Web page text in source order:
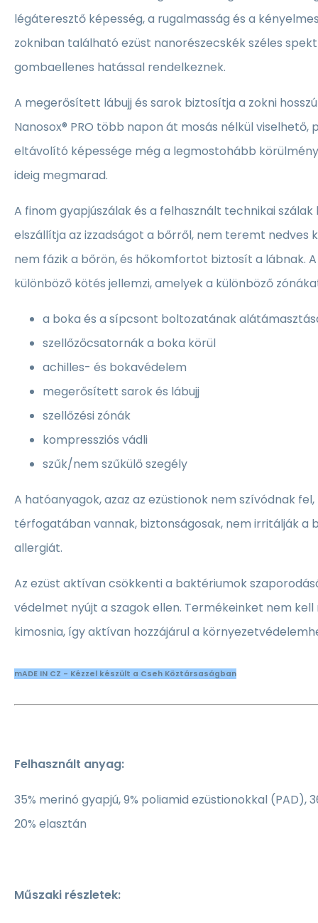
légáteresztő képesség, a rugalmasság és a
zokniban található ezüst nanorészecskék széles
gombaellenes hatással rendelkeznek.
A megerősített lábujj és sarok biztosítja a zokni
Nanosox® PRO több napon át mosás nélkül viselhető,
eltávolító képessége még a legmostohább
ideig megmarad.
A finom gyapjúszálak és a felhasznált technikai
elszállítja az izzadságot a bőrről, nem teremt nedves
nem fázik a bőrön, és hőkomfortot biztosít a lábnak.
különböző kötés jellemzi, amelyek a különböző
a boka és a sípcsont boltozatának
szellőzőcsatornák a boka körül
achilles- és bokavédelem
megerősített sarok és lábujj
szellőzési zónák
kompressziós vádli
szűk/nem szűkülő szegély
A hatóanyagok, azaz az ezüstionok nem szívódnak
térfogatában vannak, biztonságosak, nem irritálják a
allergiát.
Az ezüst aktívan csökkenti a baktériumok
védelmet nyújt a szagok ellen. Termékeinket nem
kimosnia, így aktívan hozzájárul a
mADE IN CZ - Kézzel készült a Cseh Köztársaságban
Felhasznált anyag:
35% merinó gyapjú, 9% poliamid ezüstionokkal (PAD),
20% elasztán
Műszaki részletek: